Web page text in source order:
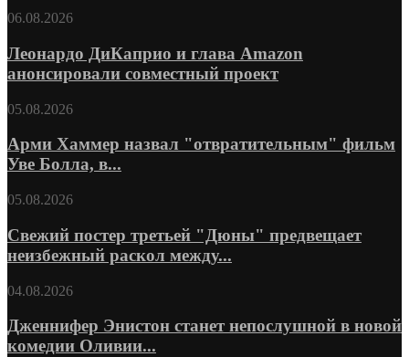
06.08.2026
Леонардо ДиКаприо и глава Amazon
анонсировали совместный проект
05.08.2026
Арми Хаммер назвал "отвратительным" фильм
Уве Болла, в...
05.08.2026
Свежий постер третьей "Дюны" предвещает
неизбежный раскол между...
04.08.2026
Дженнифер Энистон станет непослушной в новой
комедии Оливии...